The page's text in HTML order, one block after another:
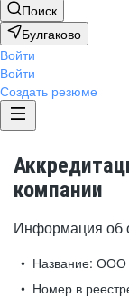
Поиск
Булгаково
Войти
Войти
Создать резюме
компании
Информация об
Название: ООО
Номер в